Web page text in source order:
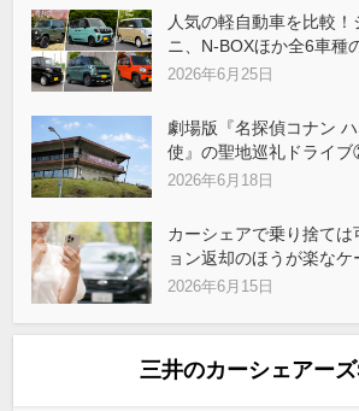
人気の軽自動車を比較！
ニ、N-BOXほか全6車種
2026年6月25日
劇場版『名探偵コナン
使』の聖地巡礼ドライ
2026年6月18日
カーシェアで乗り捨て
ョン返却のほうが楽なケ
2026年6月15日
三井のカーシェアー